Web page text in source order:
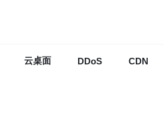
云桌面 DDoS CDN